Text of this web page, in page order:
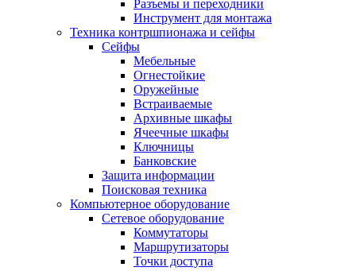
Разъемы и переходники
Инструмент для монтажа
Техника контршпионажа и сейфы
Сейфы
Мебельные
Огнестойкие
Оружейные
Встраиваемые
Архивные шкафы
Ячеечные шкафы
Ключницы
Банковские
Защита информации
Поисковая техника
Компьютерное оборудование
Сетевое оборудование
Коммутаторы
Маршрутизаторы
Точки доступа